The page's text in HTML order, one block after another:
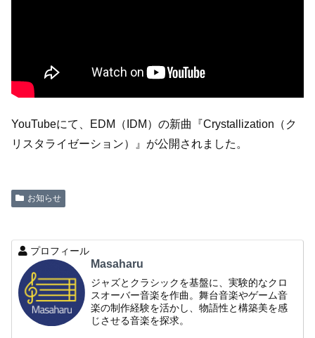
YouTubeにて、EDM（IDM）の新曲『Crystallization（ク
リスタライゼーション）』が公開されました。
お知らせ
プロフィール
Masaharu
ジャズとクラシックを基盤に、実験的なクロ
スオーバー音楽を作曲。舞台音楽やゲーム音
楽の制作経験を活かし、物語性と構築美を感
じさせる音楽を探求。